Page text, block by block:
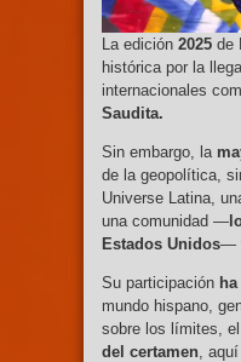
La edición 2025 de
histórica por la
internacionales
Saudita.
Sin embargo, la
de la geopolítica,
Universe Latina,
una comunidad —
Estados Unidos—
Su participación
mundo hispano,
sobre los límites,
del certamen ,